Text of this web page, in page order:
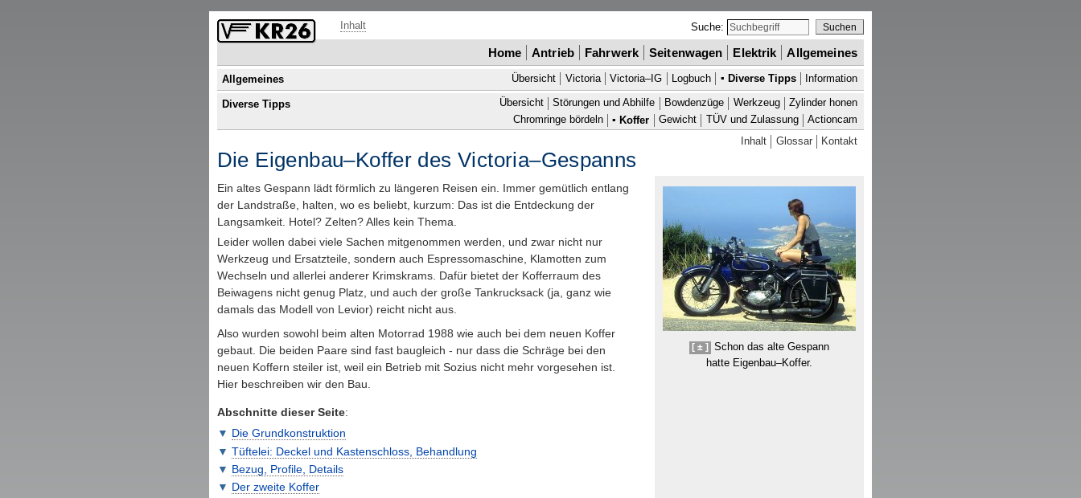
Inhalt Suche:
Home Antrieb Fahrwerk Seitenwagen Elektrik Allgemeines
Allgemeines Übersicht Victoria Victoria–IG Logbuch ▪ Diverse Tipps Information
Diverse Tipps Übersicht Störungen und Abhilfe Bowdenzüge Werkzeug
Zylinder honen
Chromringe bördeln
▪ Koffer Gewicht TÜV und Zulassung
Actioncam
Inhalt
Glossar Kontakt
Die Eigenbau–Koffer des Victoria–Gespanns
Ein altes Gespann lädt förmlich zu längeren Reisen ein. Immer gemütlich entlang
der Landstraße, halten, wo es beliebt, kurzum: Das ist die Entdeckung der
Langsamkeit. Hotel? Zelten? Alles kein Thema.
Leider wollen dabei viele Sachen mitgenommen werden, und zwar nicht nur
Werkzeug und Ersatzteile, sondern auch Espressomaschine, Klamotten zum
Wechseln und allerlei anderer Krimskrams. Dafür bietet der Kofferraum des
Beiwagens nicht genug Platz, und auch der große Tankrucksack (ja, ganz wie
damals das Modell von Levior) reicht nicht aus.
Also wurden sowohl beim alten Motorrad 1988 wie auch bei dem neuen Koffer
gebaut. Die beiden Paare sind fast baugleich - nur dass die Schräge bei den
neuen Koffern steiler ist, weil ein Betrieb mit Sozius nicht mehr vorgesehen ist.
Hier beschreiben wir den Bau.
Abschnitte dieser Seite:
Die Grundkonstruktion
Tüftelei: Deckel und Kastenschloss, Behandlung
Bezug, Profile, Details
Der zweite Koffer
[ ± ]
Schon das alte Gespann
hatte Eigenbau–Koffer.